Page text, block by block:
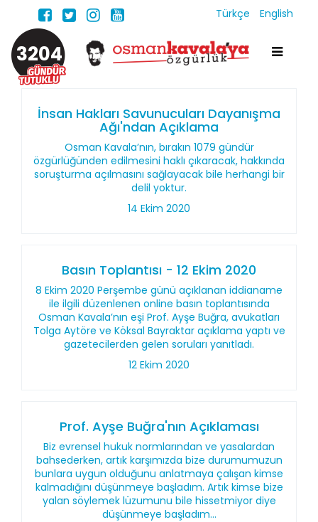
Türkçe English
3204
İnsan Hakları Savunucuları Dayanışma
Ağı'ndan Açıklama
Osman Kavala’nın, bırakın 1079 gündür
özgürlüğünden edilmesini haklı çıkaracak, hakkında
soruşturma açılmasını sağlayacak bile herhangi bir
delil yoktur.
14 Ekim 2020
Basın Toplantısı - 12 Ekim 2020
8 Ekim 2020 Perşembe günü açıklanan iddianame
ile ilgili düzenlenen online basın toplantısında
Osman Kavala’nın eşi Prof. Ayşe Buğra, avukatları
Tolga Aytöre ve Köksal Bayraktar açıklama yaptı ve
gazetecilerden gelen soruları yanıtladı.
12 Ekim 2020
Prof. Ayşe Buğra'nın Açıklaması
Biz evrensel hukuk normlarından ve yasalardan
bahsederken, artık karşımızda bize durumumuzun
bunlara uygun olduğunu anlatmaya çalışan kimse
kalmadığını düşünmeye başladım. Artık kimse bize
yalan söylemek lüzumunu bile hissetmiyor diye
düşünmeye başladım...